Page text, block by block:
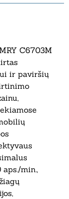
C6703M
ir paviršių
min.,